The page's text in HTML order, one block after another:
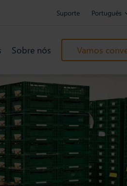
Suporte Português
Sobre nós Vamos